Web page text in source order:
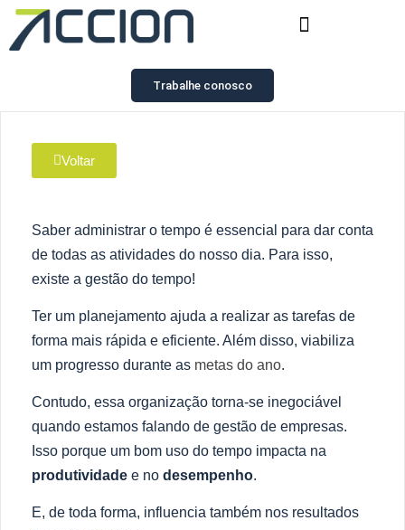
Trabalhe conosco
Voltar
Saber administrar o tempo é essencial para dar conta
de todas as atividades do nosso dia. Para isso,
existe a gestão do tempo!
Ter um planejamento ajuda a realizar as tarefas de
forma mais rápida e eficiente. Além disso, viabiliza
um progresso durante as metas do ano.
Contudo, essa organização torna-se inegociável
quando estamos falando de gestão de empresas.
Isso porque um bom uso do tempo impacta na
produtividade e no desempenho.
E, de toda forma, influencia também nos resultados